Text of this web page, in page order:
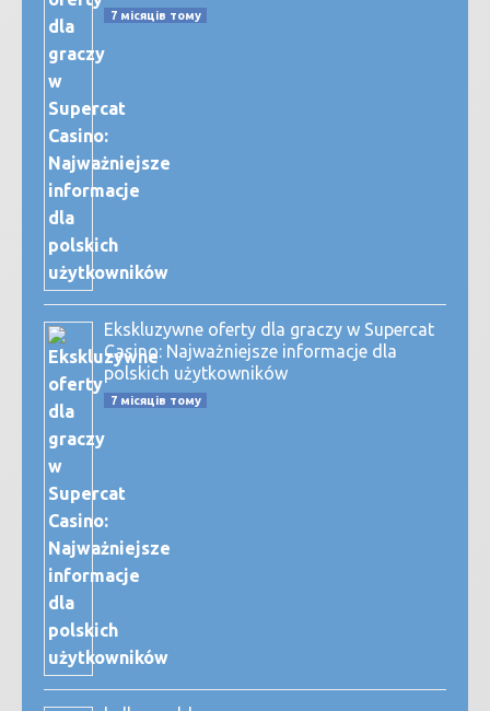
7 місяців тому
Ekskluzywne oferty dla graczy w Supercat
Casino: Najważniejsze informacje dla
polskich użytkowników
7 місяців тому